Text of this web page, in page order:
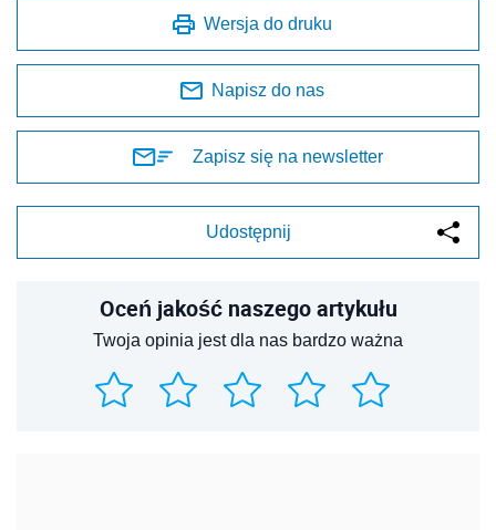
Wersja do druku
Napisz do nas
Zapisz się na newsletter
Udostępnij
Oceń jakość naszego artykułu
Twoja opinia jest dla nas bardzo ważna